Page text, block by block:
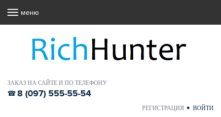
ЗАКАЗ НА САЙТЕ И ПО ТЕЛЕФОНУ
8 (097) 555-55-54
РЕГИСТРАЦИЯ
ВОЙТИ
меню